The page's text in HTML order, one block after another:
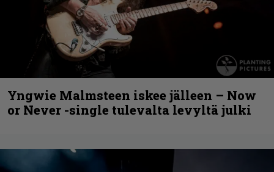
Yngwie Malmsteen iskee jälleen – Now
or Never -single tulevalta levyltä julki